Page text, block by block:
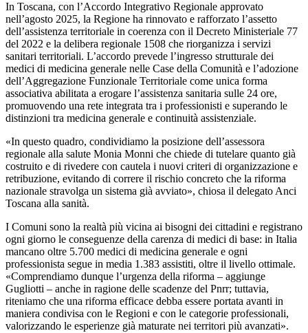
In Toscana, con l’Accordo Integrativo Regionale approvato
nell’agosto 2025, la Regione ha rinnovato e rafforzato l’assetto
dell’assistenza territoriale in coerenza con il Decreto Ministeriale 77
del 2022 e la delibera regionale 1508 che riorganizza i servizi
sanitari territoriali. L’accordo prevede l’ingresso strutturale dei
medici di medicina generale nelle Case della Comunità e l’adozione
dell’Aggregazione Funzionale Territoriale come unica forma
associativa abilitata a erogare l’assistenza sanitaria sulle 24 ore,
promuovendo una rete integrata tra i professionisti e superando le
distinzioni tra medicina generale e continuità assistenziale.
«In questo quadro, condividiamo la posizione dell’assessora
regionale alla salute Monia Monni che chiede di tutelare quanto già
costruito e di rivedere con cautela i nuovi criteri di organizzazione e
retribuzione, evitando di correre il rischio concreto che la riforma
nazionale stravolga un sistema già avviato», chiosa il delegato Anci
Toscana alla sanità.
I Comuni sono la realtà più vicina ai bisogni dei cittadini e registrano
ogni giorno le conseguenze della carenza di medici di base: in Italia
mancano oltre 5.700 medici di medicina generale e ogni
professionista segue in media 1.383 assistiti, oltre il livello ottimale.
«Comprendiamo dunque l’urgenza della riforma – aggiunge
Gugliotti – anche in ragione delle scadenze del Pnrr; tuttavia,
riteniamo che una riforma efficace debba essere portata avanti in
maniera condivisa con le Regioni e con le categorie professionali,
valorizzando le esperienze già maturate nei territori più avanzati».